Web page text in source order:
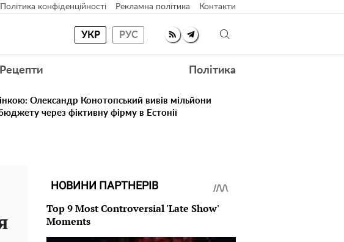
Політика конфіденційності Рекламна політика Контакти
УКР РУС
Рецепти Політика
Олександр Конотопський вивів мільйони
через фіктивну фірму в Естонії
НОВИНИ ПАРТНЕРІВ
Top 9 Most Controversial 'Late Show'
Moments